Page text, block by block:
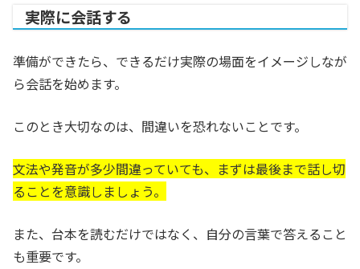
実際に会話する
準備ができたら、できるだけ実際の場面をイメージしなが
ら会話を始めます。
このとき大切なのは、間違いを恐れないことです。
文法や発音が多少間違っていても、まずは最後まで話し切
ることを意識しましょう。
また、台本を読むだけではなく、自分の言葉で答えること
も重要です。